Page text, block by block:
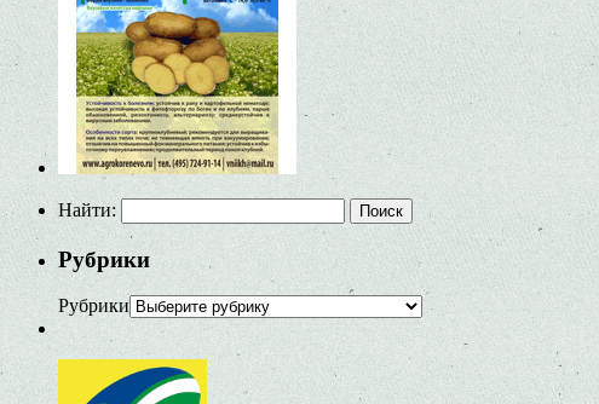
Найти:
Рубрики
Рубрики